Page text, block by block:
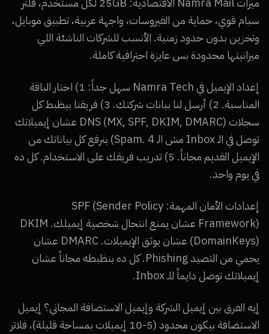
سبام قوي، حماية من الفيروسات، واجهة عربية، تطبيق موبايل،
وتخزين بدون حدود زمنية. الأنسب للشركات الناشئة اللي
ميزانيتها محدودة بس عايزة احترافية كاملة.
إعداد الإيميل في Namra Tech سهل جداً: 1) اختار الباقة
المناسبة. 2) أرسل لنا بيانات شركتك. 3) فريقنا بيظبط كل
سجلات DNS (MX, SPF, DKIM, DMARC) عشان إيميلاتك
توصل في الـ Inbox مش الـ Spam. 4) بنرفع كل بياناتك من
الإيميل القديم مجاناً. 5) تدريب فريقك على الاستخدام. كل ده
في يوم واحد.
إعدادات الأمان المهمة: SPF (Sender Policy
Framework) عشان يمنع انتحال شخصية إيميلك. DKIM
(DomainKeys) عشان يوثق الإيميلات. DMARC عشان
يحمي من التصيد Phishing. كل ده بنظبطه مجاناً عشان
إيميلاتك توصل دايماً للـ Inbox.
إيه الفرق بين إيميل الشركة وإيميل الاستضافة المجاني؟ إيميل
الاستضافة بيكون محدود (5-10 إيميلات بمساحة قليلة)، فلاتر